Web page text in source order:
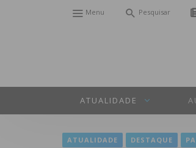
Menu Pesquisar
ATUALIDADE
ATUALIDADE DESTAQUE